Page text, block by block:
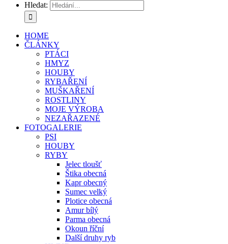
Hledat:
HOME
ČLÁNKY
PTÁCI
HMYZ
HOUBY
RYBAŘENÍ
MUŠKAŘENÍ
ROSTLINY
MOJE VÝROBA
NEZAŘAZENÉ
FOTOGALERIE
PSI
HOUBY
RYBY
Jelec tloušť
Štika obecná
Kapr obecný
Sumec velký
Plotice obecná
Amur bílý
Parma obecná
Okoun říční
Další druhy ryb